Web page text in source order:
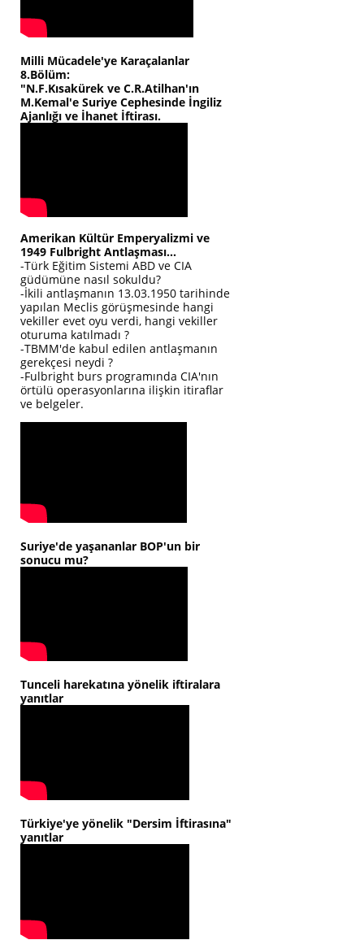
Milli Mücadele'ye Karaçalanlar
8.Bölüm:
"N.F.Kısakürek ve C.R.Atilhan'ın
M.Kemal'e Suriye Cephesinde İngiliz
Ajanlığı ve İhanet İftirası.
Amerikan Kültür Emperyalizmi ve
1949 Fulbright Antlaşması...
-Türk Eğitim Sistemi ABD ve CIA
güdümüne nasıl sokuldu?
-İkili antlaşmanın 13.03.1950 tarihinde
yapılan Meclis görüşmesinde hangi
vekiller evet oyu verdi, hangi vekiller
oturuma katılmadı ?
-TBMM'de kabul edilen antlaşmanın
gerekçesi neydi ?
-Fulbright burs programında CIA'nın
örtülü operasyonlarına ilişkin itiraflar
ve belgeler.
Suriye'de yaşananlar BOP'un bir
sonucu mu?
Tunceli harekatına yönelik iftiralara
yanıtlar
Türkiye'ye yönelik "Dersim İftirasına"
yanıtlar